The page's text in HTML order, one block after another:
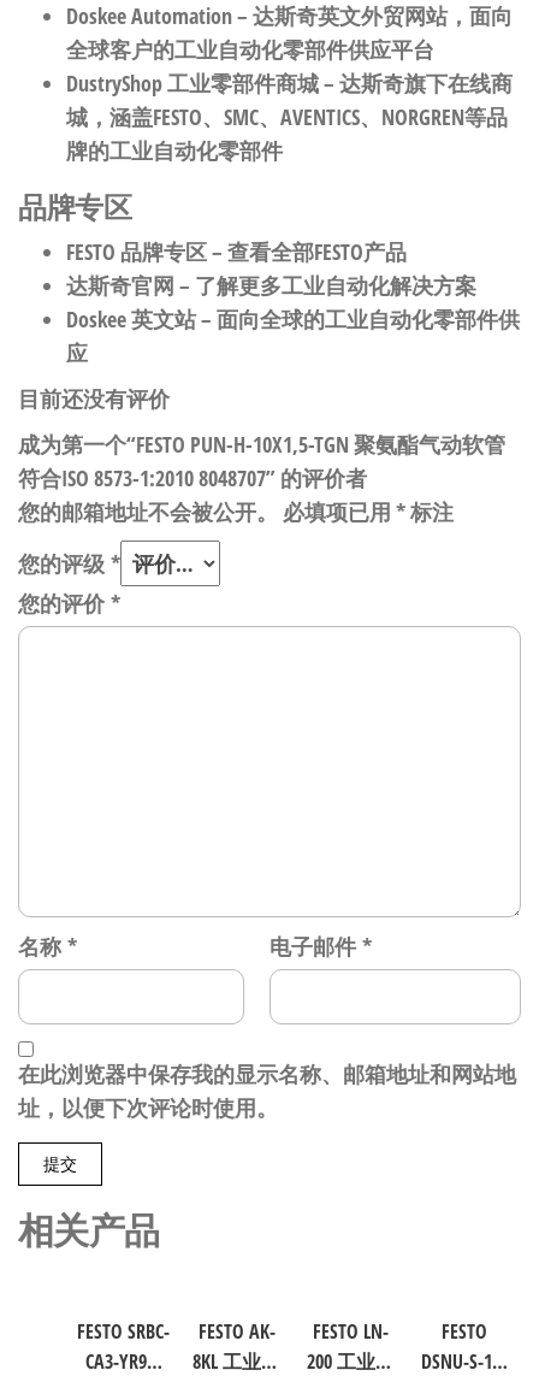
Doskee Automation– 达斯奇英文外贸网站，面向
全球客户的工业自动化零部件供应平台
DustryShop 工业零部件商城– 达斯奇旗下在线商
城，涵盖FESTO、SMC、AVENTICS、NORGREN等品
牌的工业自动化零部件
品牌专区
FESTO 品牌专区– 查看全部FESTO产品
达斯奇官网 – 了解更多工业自动化解决方案
Doskee 英文站– 面向全球的工业自动化零部件供
应
目前还没有评价
成为第一个“FESTO PUN-H-10X1,5-TGN 聚氨酯气动软管
符合ISO 8573-1:2010 8048707” 的评价者
您的邮箱地址不会被公开。
必填项已用 *标注
您的评级 *
您的评价*
名称 * 电子邮件 *
在此浏览器中保存我的显示名称、邮箱地址和网站地
址，以便下次评论时使用。
相关产品
FESTO SRBC-
CA3-YR90-
FESTO AK-
8KL 工业自
FESTO LN-
200 工业自
FESTO
DSNU-S-16-